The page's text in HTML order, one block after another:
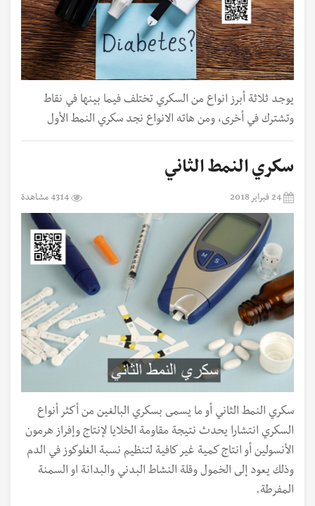
يوجد ثلاثة أبرز انواع من السكري تختلف فيما بينها في نقاط
وتشترك في أخرى، ومن هاته الانواع نجد سكري النمط الأول
سكري النمط الثاني
24 فبراير 2018 4314 مشاهدة
سكري النمط الثاني أو ما يسمى بسكري البالغين من أكثر أنواع
السكري انتشارا يحدث نتيجة مقاومة الخلايا لإنتاج وإفراز هرمون
الأنسولين أو انتاج كمية غير كافية لتنظيم نسبة الغلوكوز في الدم
وذلك يعود إلى الخمول وقلة النشاط البدني والبدانة او السمنة
المفرطة.